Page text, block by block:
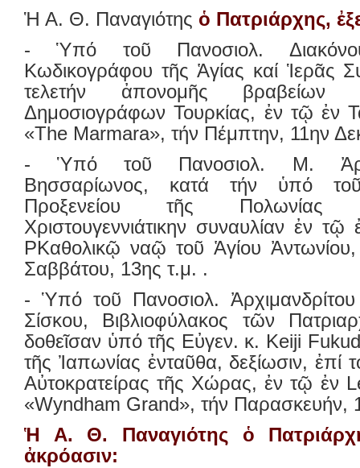
Ἡ Α. Θ. Παναγιότης ὁ Πατριάρχης,
- Ὑπό τοῦ Πανοσιολ.
Κωδικογράφου τῆς Ἁγίας καί Ἱερᾶς
τελετήν ἀπονομῆς βραβείων
Δημοσιογράφων Τουρκίας, ἐν τῷ ἐν
«The Marmara», τήν Πέμπτην, 11ην
- Ὑπό τοῦ Πανοσιολ. Μ.
Βησσαρίωνος, κατά τήν ὑπό
Προξενείου τῆς Πολωνίας
Χριστουγεννιάτικην συναυλίαν ἐν
ΡΚαθολικῷ ναῷ τοῦ Ἁγίου
Σαββάτου, 13ης τ.μ. .
- Ὑπό τοῦ Πανοσιολ.
Σίσκου, Βιβλιοφύλακος τῶν
δοθεῖσαν ὑπό τῆς Εὐγεν. κ. Keiji
τῆς Ἰαπωνίας ἐνταῦθα, δεξίωσιν, ἐπί
Αὐτοκρατείρας τῆς Χώρας, ἐν τῷ ἐν
«Wyndham Grand», τήν Παρασκευήν,
Ἡ Α. Θ. Παναγιότης ὁ
ἀκρόασιν: